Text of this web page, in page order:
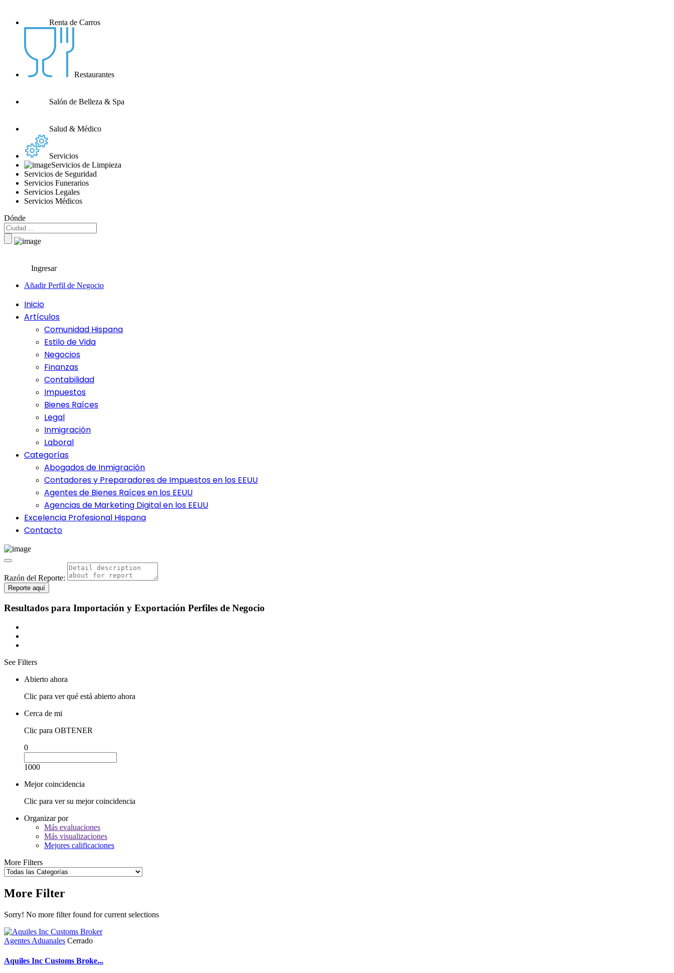
Renta de Carros
Restaurantes
Salón de Belleza & Spa
Salud & Médico
Servicios
Servicios de Limpieza
Servicios de Seguridad
Servicios Funerarios
Servicios Legales
Servicios Médicos
Dónde
Ingresar
Añadir Perfil de Negocio
Inicio
Artículos
Comunidad Hispana
Estilo de Vida
Negocios
Finanzas
Contabilidad
Impuestos
Bienes Raíces
Legal
Inmigración
Laboral
Categorías
Abogados de Inmigración
Contadores y Preparadores de Impuestos en los EEUU
Agentes de Bienes Raíces en los EEUU
Agencias de Marketing Digital en los EEUU
Excelencia Profesional Hispana
Contacto
Razón del Reporte:
Reporte aquí
Resultados para Importación y Exportación Perfiles de Negocio
See Filters
Abierto ahora
Clic para ver qué está abierto ahora
Cerca de mi
Clic para OBTENER
0
1000
Mejor coincidencia
Clic para ver su mejor coincidencia
Organizar por
Más evaluaciones
Más visualizaciones
Mejores calificaciones
More Filters
More Filter
Sorry! No more filter found for current selections
Agentes Aduanales Cerrado
Aquiles Inc Customs Broke...